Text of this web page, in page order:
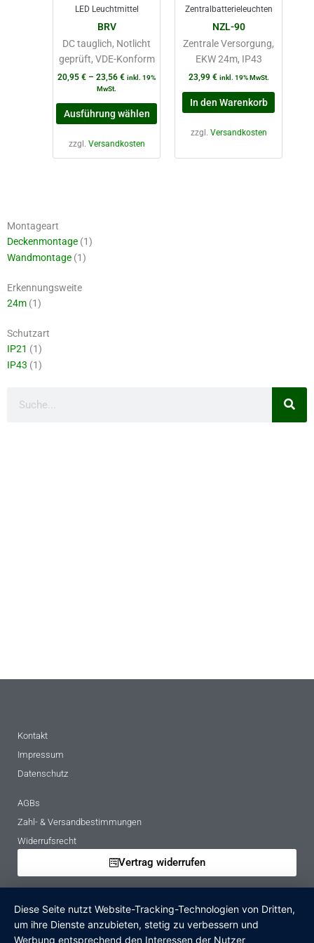
LED Leuchtmittel
BRV
DC tauglich, Notlicht
geprüft, VDE-Konform
20,95 € – 23,56 € inkl. 19%
MwSt.
Ausführung wählen
Optionen
Produktseite
gewählt
werden
zzgl. Versandkosten
Zentralbatterieleuchten
NZL-90
Zentrale Versorgung,
EKW 24m, IP43
23,99 € inkl. 19% MwSt.
In den Warenkorb
zzgl. Versandkosten
Montageart
Deckenmontage (1)
Wandmontage (1)
Erkennungsweite
24m (1)
Schutzart
IP21 (1)
IP43 (1)
Kontakt
Impressum
Datenschutz
AGBs
Zahl- & Versandbestimmungen
Widerrufsrecht
Vertrag widerrufen
Hinweise zur Batterieentsorgung
Altgeräteverordnung
Diese Seite nutzt Website-Tracking-Technologien von Dritten,
um ihre Dienste anzubieten, stetig zu verbessern und
Werbung entsprechend den Interessen der Nutzer